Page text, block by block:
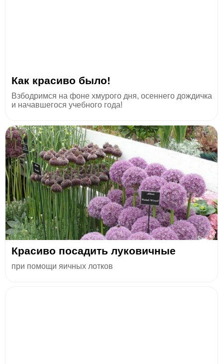
Как красиво было!
Взбодримся на фоне хмурого дня, осеннего дождичка
и начавшегося учебного года!
Красиво посадить луковичные
при помощи яичных лотков